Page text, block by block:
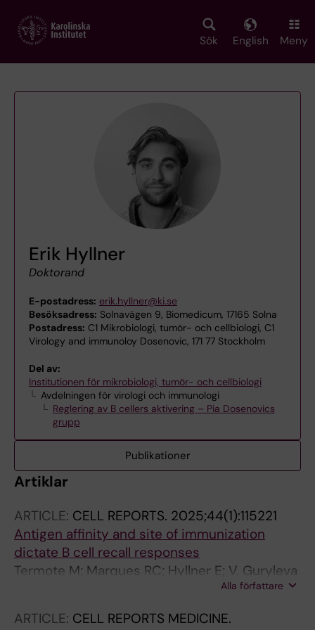
main
Sök English Meny
Erik Hyllner
Doktorand
E-postadress: erik.hyllner@ki.se
Besöksadress: Solnavägen 9, Biomedicum, 17165 Solna
Postadress: C1 Mikrobiologi, tumör- och cellbiologi, C1
Virology and immunoloy Dosenovic, 171 77 Stockholm
Del av:
Institutionen för mikrobiologi, tumör- och cellbiologi
Avdelningen för virologi och immunologi
Reglering av B cellers aktivering – Pia Dosenovics
grupp
Publikationer
Artiklar
ARTICLE: CELL REPORTS. 2025;44(1):115221
Antigen affinity and site of immunization
dictate B cell recall responses
Termote M; Marques RC; Hyllner E; V. Guryleva
M; Henskens M; Brutscher A; Baken IJL; Dopico
Westerberg LS; Dosenovic P
Alla författare
ARTICLE: CELL REPORTS MEDICINE.